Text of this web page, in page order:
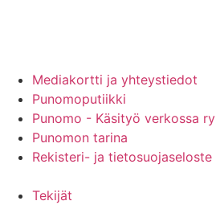
Mediakortti ja yhteystiedot
Punomoputiikki
Punomo - Käsityö verkossa ry
Punomon tarina
Rekisteri- ja tietosuojaseloste
Tekijät